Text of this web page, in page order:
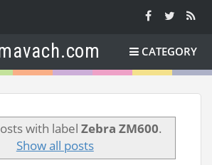
CATEGORY
with label Zebra ZM600.
Show all posts